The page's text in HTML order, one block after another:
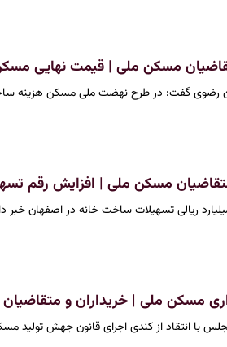
مسکن ملی | قیمت نهایی
رضوی گفت: در طرح نهضت ملی مسکن هزینه
مسکن ملی | افزایش رقم
ریالی تسهیلات ساخت خانه در اصفهان خبر
مسکن ملی | خریداران و
از کندی اجرای قانون جهش تولید مسکن گفت: تاکنون